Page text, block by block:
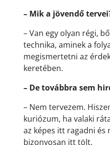
– Mik a jövendő
– Van egy olyan régi,
technika, aminek a
megismertetni az
keretében.
– De továbbra sem
– Nem tervezem.
kuriózum, ha valaki
az képes itt ragadni és
bizonyosan itt tölt.